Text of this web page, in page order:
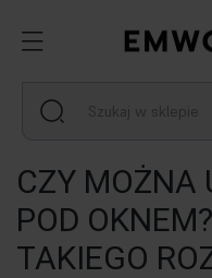
CZY MOŻNA
POD
TAKIEGO